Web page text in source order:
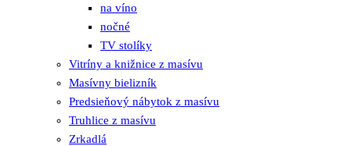
na víno
nočné
TV stolíky
Vitríny a knižnice z masívu
Masívny bielizník
Predsieňový nábytok z masívu
Truhlice z masívu
Zrkadlá